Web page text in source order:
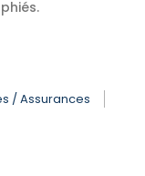
/ Assurances